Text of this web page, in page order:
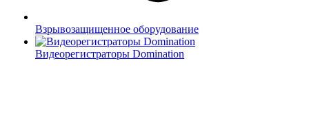
Взрывозащищенное оборудование
Видеорегистраторы Domination